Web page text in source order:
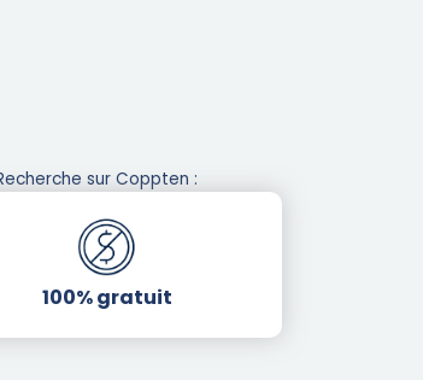
sur Coppten :
100% gratuit